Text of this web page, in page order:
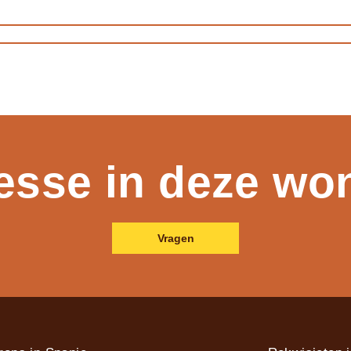
in deze
Vragen